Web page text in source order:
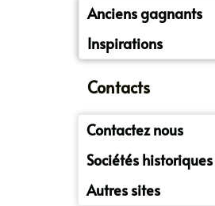
Anciens gagnants
Inspirations
Contacts
Contactez nous
Sociétés historiques
Autres sites